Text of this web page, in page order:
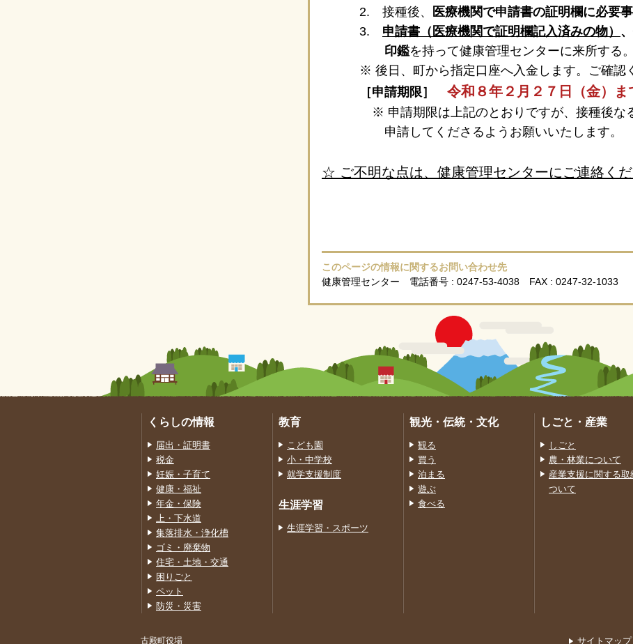
2. 接種後、
医療機関で申請書の証明欄に必要
3. 申請書（医療機関で証明欄記入済みの物）
印鑑を持って健康管理センターに来所する。
※ 後日、町から指定口座へ入金します。ご確認く
［申請期限］ 令和８年２月２７日（金）ま
※ 申請期限は上記のとおりですが、接種後な
申請してくださるようお願いいたします。
☆ ご不明な点は、健康管理センターにご連絡くだ
このページの情報に関するお問い合わせ先
健康管理センター 電話番号 : 0247-53-4038 FAX : 0247-32-1033
くらしの情報
届出・証明書
税金
妊娠・子育て
健康・福祉
年金・保険
上・下水道
集落排水・浄化槽
ゴミ・廃棄物
住宅・土地・交通
困りごと
ペット
防災・災害
教育
こども園
小・中学校
就学支援制度
生涯学習
生涯学習・スポーツ
観光・伝統・文化
観る
買う
泊まる
遊ぶ
食べる
しごと・産業
しごと
農・林業について
産業支援に関する取
ついて
サイトマップ
古殿町役場